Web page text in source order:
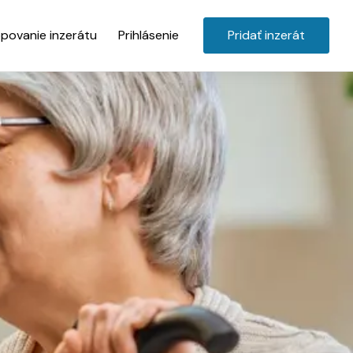
inzerátu Prihlásenie Pridať inzerát